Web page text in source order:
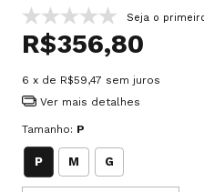
Seja o
R$356,80
6 x de R$59,47 sem juros
Ver mais detalhes
Tamanho: P
P M G